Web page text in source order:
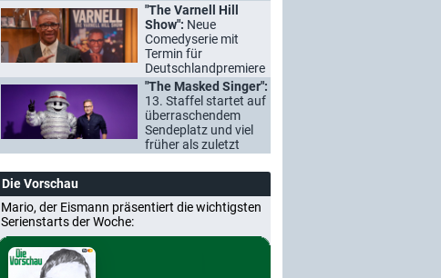
"The Varnell Hill
Show": Neue
Comedyserie mit
Termin für
Deutschlandpremiere
"The Masked Singer":
13. Staffel startet auf
überraschendem
Sendeplatz und viel
früher als zuletzt
Die Vorschau
Mario, der Eismann präsentiert die wichtigsten
Serienstarts der Woche: